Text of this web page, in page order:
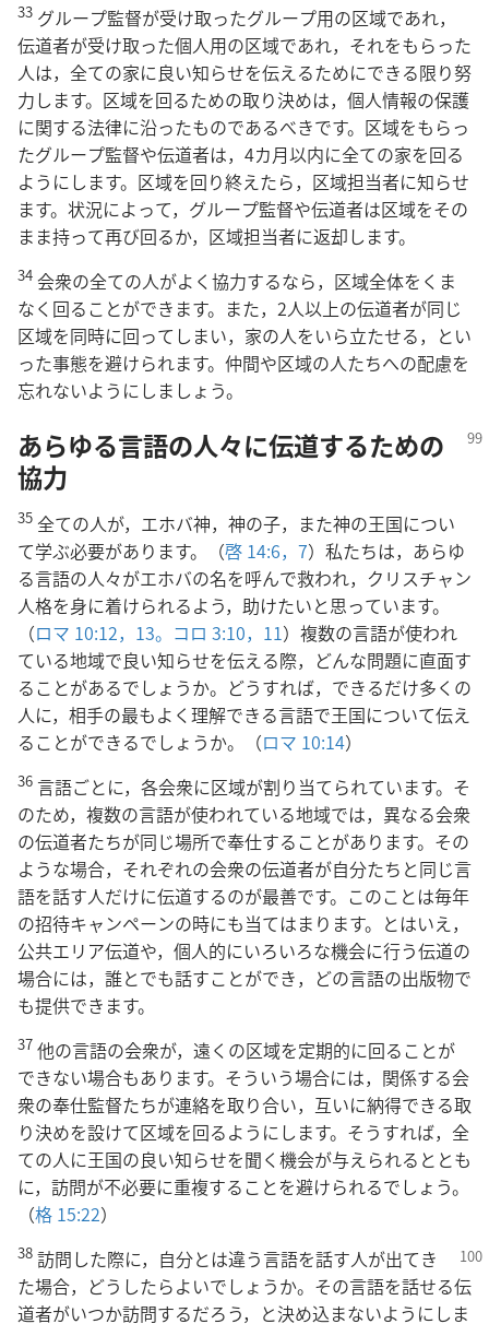
33 グループ監督が受け取ったグループ用の区域であれ，
伝道者が受け取った個人用の区域であれ，それをもらった
人は，全ての家に良い知らせを伝えるためにできる限り努
力します。区域を回るための取り決めは，個人情報の保護
に関する法律に沿ったものであるべきです。区域をもらっ
たグループ監督や伝道者は，4カ月以内に全ての家を回る
ようにします。区域を回り終えたら，区域担当者に知らせ
ます。状況によって，グループ監督や伝道者は区域をその
まま持って再び回るか，区域担当者に返却します。
34 会衆の全ての人がよく協力するなら，区域全体をくま
なく回ることができます。また，2人以上の伝道者が同じ
区域を同時に回ってしまい，家の人をいら立たせる，とい
った事態を避けられます。仲間や区域の人たちへの配慮を
忘れないようにしましょう。
あらゆる言語の人々に伝道するための
協力
35 全ての人が，エホバ神，神の子，また神の王国につい
て学ぶ必要があります。（啓 14:6，7）私たちは，あらゆ
る言語の人々がエホバの名を呼んで救われ，クリスチャン
人格を身に着けられるよう，助けたいと思っています。
（ロマ 10:12，13。 コロ 3:10，11）複数の言語が使われ
ている地域で良い知らせを伝える際，どんな問題に直面す
ることがあるでしょうか。どうすれば，できるだけ多くの
人に，相手の最もよく理解できる言語で王国について伝え
ることができるでしょうか。（ロマ 10:14）
36 言語ごとに，各会衆に区域が割り当てられています。そ
のため，複数の言語が使われている地域では，異なる会衆
の伝道者たちが同じ場所で奉仕することがあります。その
ような場合，それぞれの会衆の伝道者が自分たちと同じ言
語を話す人だけに伝道するのが最善です。このことは毎年
の招待キャンペーンの時にも当てはまります。とはいえ，
公共エリア伝道や，個人的にいろいろな機会に行う伝道の
場合には，誰とでも話すことができ，どの言語の出版物で
も提供できます。
37 他の言語の会衆が，遠くの区域を定期的に回ることが
できない場合もあります。そういう場合には，関係する会
衆の奉仕監督たちが連絡を取り合い，互いに納得できる取
り決めを設けて区域を回るようにします。そうすれば，全
ての人に王国の良い知らせを聞く機会が与えられるととも
に，訪問が不必要に重複することを避けられるでしょう。
（格 15:22）
38 訪問した際に，自分とは違う言語を話す人が出てき
た場合，どうしたらよいでしょうか。その言語を話せる伝
道者がいつか訪問するだろう，と決め込まないようにしま